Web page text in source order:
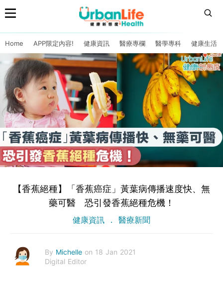
Home APP限定內容! 健康資訊 醫療專欄 醫學專科 健康生活
【香蕉絕種】「香蕉癌症」黃葉病傳播速度快、無
藥可醫 恐引發香蕉絕種危機！
健康資訊 醫療新聞
By Michelle on 18 Jan 2021
Digital Editor